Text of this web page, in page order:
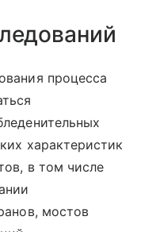
процесса
характеристик
в том числе
мостов